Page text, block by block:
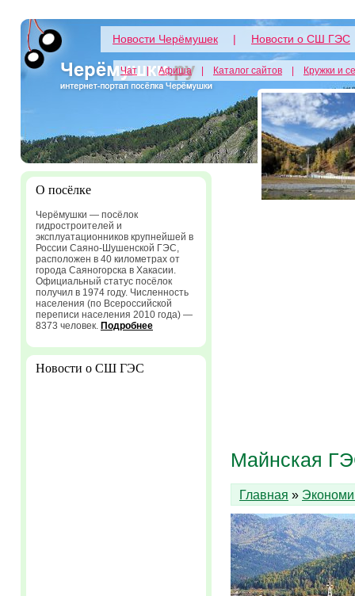
Новости Черёмушек | Новости о СШ ГЭС
Чат | Афиша Каталог сайтов Кружки и
О посёлке
Черёмушки — посёлок
гидростроителей и
эксплуатационников крупнейшей в
России Саяно-Шушенской ГЭС,
расположен в 40 километрах от
города Саяногорска в Хакасии.
Официальный статус посёлок
получил в 1974 году. Численность
населения (по Всероссийской
переписи населения 2010 года) —
8373 человек. Подробнее
Новости о СШ ГЭС
Майнская
Главная »